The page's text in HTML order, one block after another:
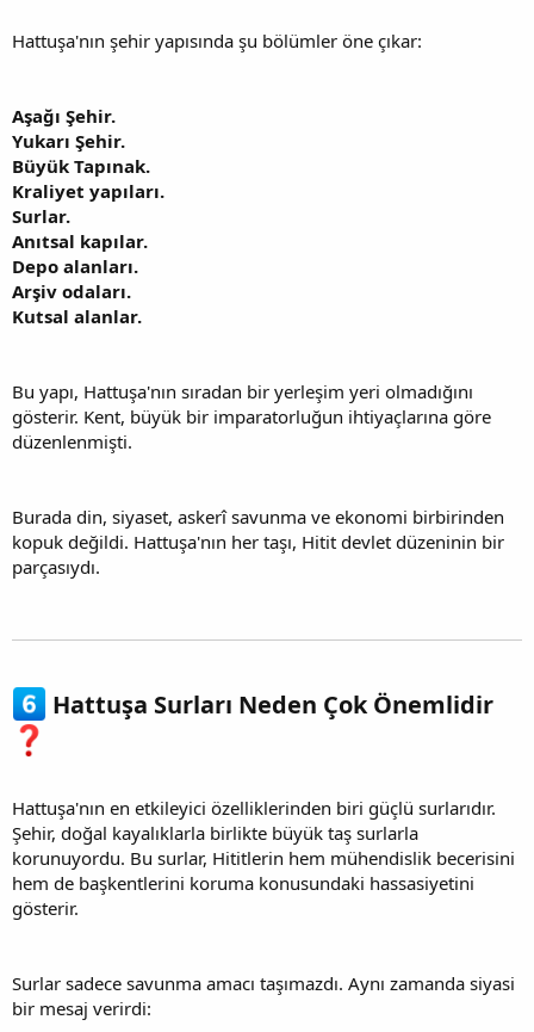
Hattuşa'nın şehir yapısında şu bölümler öne çıkar:
Aşağı Şehir.
Yukarı Şehir.
Büyük Tapınak.
Kraliyet yapıları.
Surlar.
Anıtsal kapılar.
Depo alanları.
Arşiv odaları.
Kutsal alanlar.
Bu yapı, Hattuşa'nın sıradan bir yerleşim yeri olmadığını
gösterir. Kent, büyük bir imparatorluğun ihtiyaçlarına göre
düzenlenmişti.
Burada din, siyaset, askerî savunma ve ekonomi birbirinden
kopuk değildi. Hattuşa'nın her taşı, Hitit devlet düzeninin bir
parçasıydı.
Hattuşa Surları Neden Çok Önemlidir
Hattuşa'nın en etkileyici özelliklerinden biri güçlü surlarıdır.
Şehir, doğal kayalıklarla birlikte büyük taş surlarla
korunuyordu. Bu surlar, Hititlerin hem mühendislik becerisini
hem de başkentlerini koruma konusundaki hassasiyetini
gösterir.
Surlar sadece savunma amacı taşımazdı. Aynı zamanda siyasi
bir mesaj verirdi: